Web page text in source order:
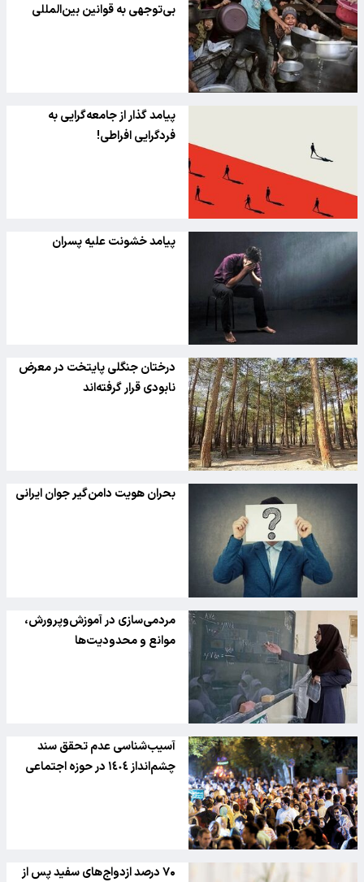
بی‌توجهی به قوانین بین‌المللی
پیامد گذار از جامعه‌گرایی به
فردگرایی افراطی!
پیامد خشونت علیه پسران
درختان جنگلی‌ پایتخت در معرض
نابودی قرار گرفته‌اند
بحران هویت دامن‌گیر جوان ایرانی
مردمی‌سازی در آموزش‌و‌پرورش،
موانع و محدودیت‌ها
آسیب‌شناسی عدم تحقق سند
چشم‌انداز ١٤٠٤ در حوزه اجتماعی
۷۰ درصد ازدواج‌های سفید پس از